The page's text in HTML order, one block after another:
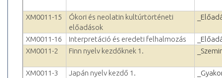
XM0011-15
Ókori és neolatin kultúrtörténeti
előadások
XM0011-16 Interpretáció és eredeti felhalmozás
XM0011-2
Finn nyelv kezdőknek 1.
XM0011-3 Japán nyelv kezdő 1.